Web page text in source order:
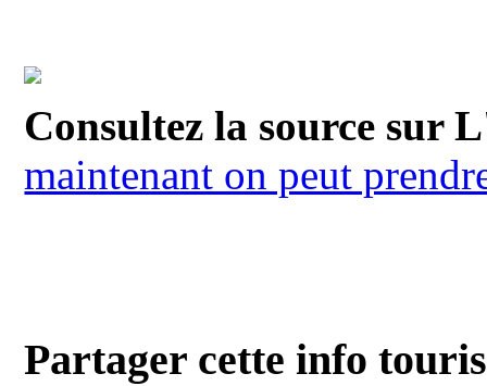
Consultez la source sur
maintenant on peut
Partager cette info